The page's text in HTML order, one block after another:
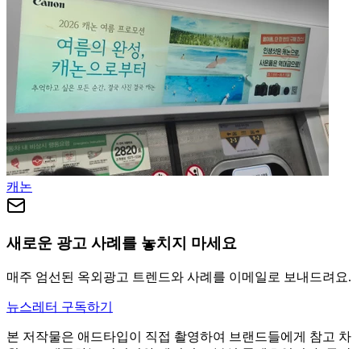
캐논
새로운 광고 사례를 놓치지 마세요
매주 엄선된 옥외광고 트렌드와 사례를 이메일로 보내드려요.
뉴스레터 구독하기
본 저작물은 애드타입이 직접 촬영하여 브랜드들에게 참고 차